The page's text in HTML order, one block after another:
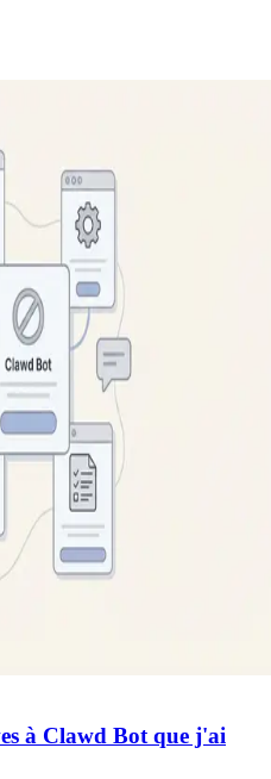
à Clawd Bot que j'ai